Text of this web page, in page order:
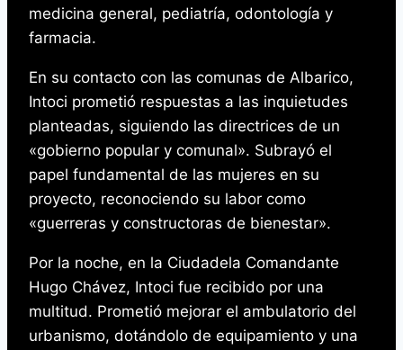
medicina general, pediatría, odontología y
farmacia.
En su contacto con las comunas de Albarico,
Intoci prometió respuestas a las inquietudes
planteadas, siguiendo las directrices de un
«gobierno popular y comunal». Subrayó el
papel fundamental de las mujeres en su
proyecto, reconociendo su labor como
«guerreras y constructoras de bienestar».
Por la noche, en la Ciudadela Comandante
Hugo Chávez, Intoci fue recibido por una
multitud. Prometió mejorar el ambulatorio del
urbanismo, dotándolo de equipamiento y una